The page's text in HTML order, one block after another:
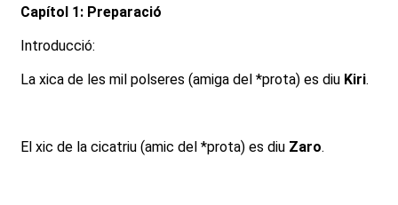
Capítol 1: Preparació
Introducció:
La xica de les mil polseres (amiga del *prota) es diu Kiri.
El xic de la cicatriu (amic del *prota) es diu Zaro.